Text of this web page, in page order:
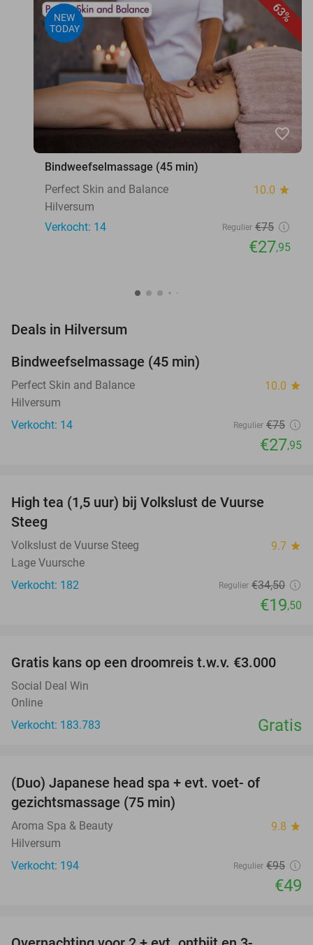
63%
NEW
TODAY
favorite_border
Bindweefselmassage (45 min)
Perfect Skin and Balance
10.0 star
Hilversum
Verkocht: 14
Regulier €75
€27,95
Deals in Hilversum
TODAY
Bindweefselmassage (45 min)
Perfect Skin and Balance 10.0 star
Hilversum
Verkocht: 14
Regulier €75
€27,95
High tea (1,5 uur) bij Volkslust de Vuurse
Steeg
Volkslust de Vuurse Steeg 9.7 star
Lage Vuursche
Verkocht: 182
Regulier €34,50
€19,50
Gratis kans op een droomreis t.w.v. €3.000
Social Deal Win
Online
Verkocht: 183.783
Gratis
(Duo) Japanese head spa + evt. voet- of
gezichtsmassage (75 min)
Aroma Spa & Beauty 9.8 star
Hilversum
Verkocht: 194
Regulier €95
€49